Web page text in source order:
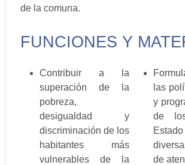
de la comuna.
FUNCIONES Y
Contribuir a la
superación de la
pobreza,
desigualdad y
discriminación de los
habitantes más
vulnerables de la
las
y
de
de